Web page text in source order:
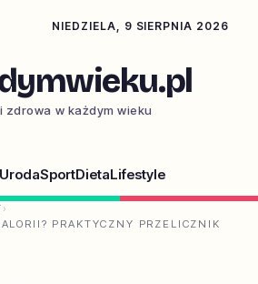
NIEDZIELA, 9 SIERPNIA 2026
zdrowa w każdym wieku
SportDietaLifestyle
›
PRAKTYCZNY PRZELICZNIK